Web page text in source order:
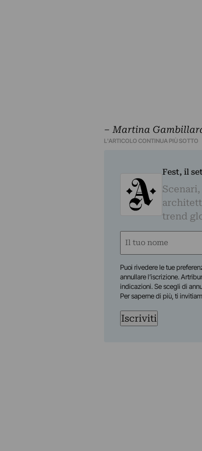
– Martina
L'ARTICOLO CONTINUA PIÙ SOTTO
Fest, il
trend
Nome
Puoi rivedere le tue
annullare l’iscrizione.
indicazioni. Se scegli di
Per saperne di più, ti
Iscriviti